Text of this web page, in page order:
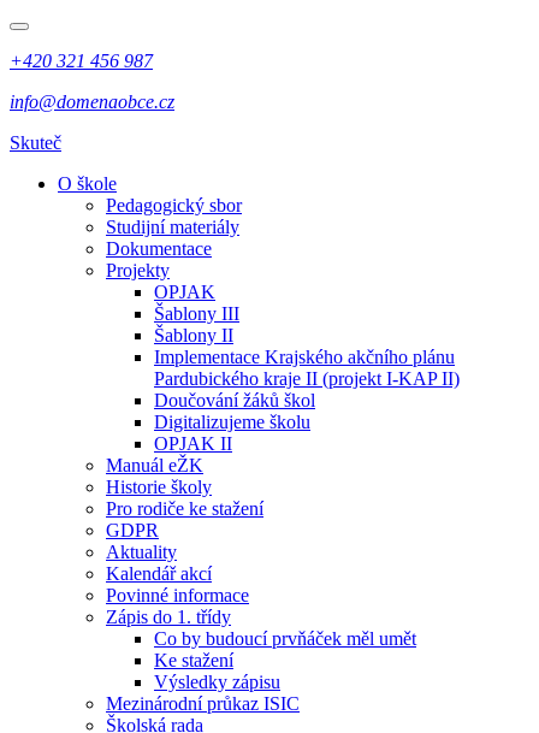
+420 321 456 987
info@domenaobce.cz
Skuteč
O škole
Pedagogický sbor
Studijní materiály
Dokumentace
Projekty
OPJAK
Šablony III
Šablony II
Implementace Krajského akčního plánu
Pardubického kraje II (projekt I-KAP II)
Doučování žáků škol
Digitalizujeme školu
OPJAK II
Manuál eŽK
Historie školy
Pro rodiče ke stažení
GDPR
Aktuality
Kalendář akcí
Povinné informace
Zápis do 1. třídy
Co by budoucí prvňáček měl umět
Ke stažení
Výsledky zápisu
Mezinárodní průkaz ISIC
Školská rada